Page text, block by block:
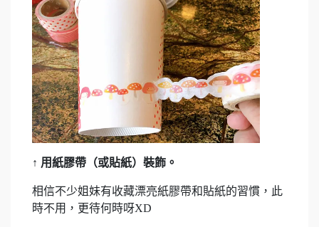
↑ 用紙膠帶（或貼紙）裝飾。
相信不少姐妹有收藏漂亮紙膠帶和貼紙的習慣，此
時不用，更待何時呀XD